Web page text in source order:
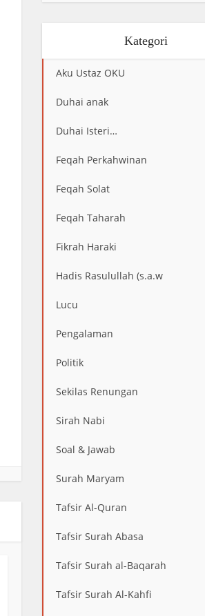
Kategori
Aku Ustaz OKU
Duhai anak
Duhai Isteri…
Feqah Perkahwinan
Feqah Solat
Feqah Taharah
Fikrah Haraki
Hadis Rasulullah (s.a.w
Lucu
Pengalaman
Politik
Sekilas Renungan
Sirah Nabi
Soal & Jawab
Surah Maryam
Tafsir Al-Quran
Tafsir Surah Abasa
Tafsir Surah al-Baqarah
Tafsir Surah Al-Kahfi